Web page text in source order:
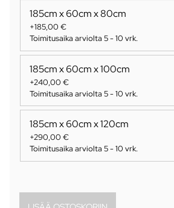
185cm x 60cm x 80cm
+185,00 €
Toimitusaika arviolta 5 - 10 vrk.
185cm x 60cm x 100cm
+240,00 €
Toimitusaika arviolta 5 - 10 vrk.
185cm x 60cm x 120cm
+290,00 €
Toimitusaika arviolta 5 - 10 vrk.